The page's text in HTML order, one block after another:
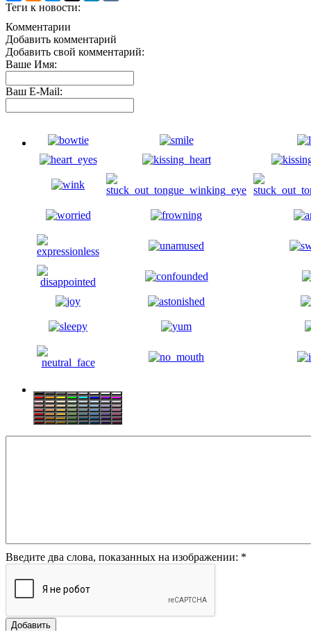
Теги к новости:
Комментарии
Добавить комментарий
Добавить свой комментарий:
Ваше Имя:
Ваш E-Mail:
Введите два слова, показанных на изображении: *